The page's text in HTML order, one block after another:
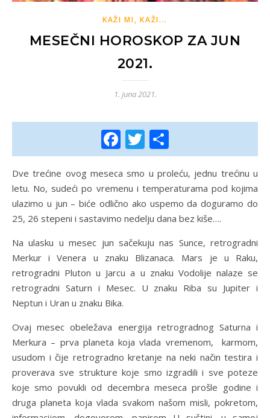
KAŽI MI, KAŽI...
MESEČNI HOROSKOP ZA JUN
2021.
1. juna 2021.
Facebook
Twitter
Dve trećine ovog meseca smo u proleću, jednu trećinu u
letu. No, sudeći po vremenu i temperaturama pod kojima
ulazimo u jun – biće odlično ako uspemo da doguramo do
25, 26 stepeni i sastavimo nedelju dana bez kiše….
Na ulasku u mesec jun sačekuju nas Sunce, retrogradni
Merkur i Venera u znaku Blizanaca. Mars je u Raku,
retrogradni Pluton u Jarcu a u znaku Vodolije nalaze se
retrogradni Saturn i Mesec. U znaku Riba su Jupiter i
Neptun i Uran u znaku Bika.
Ovaj mesec obeležava energija retrogradnog Saturna i
Merkura – prva planeta koja vlada vremenom, karmom,
usudom i čije retrogradno kretanje na neki način testira i
proverava sve strukture koje smo izgradili i sve poteze
koje smo povukli od decembra meseca prošle godine i
druga planeta koja vlada svakom našom misli, pokretom,